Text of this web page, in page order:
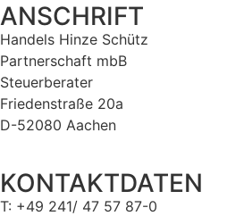
ANSCHRIFT
Handels Hinze Schütz
Partnerschaft mbB
Steuerberater
Friedenstraße 20a
D-52080 Aachen
KONTAKTDATEN
T: +49 241/ 47 57 87-0